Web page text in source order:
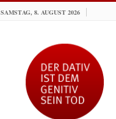
SAMSTAG, 8. AUGUST 2026